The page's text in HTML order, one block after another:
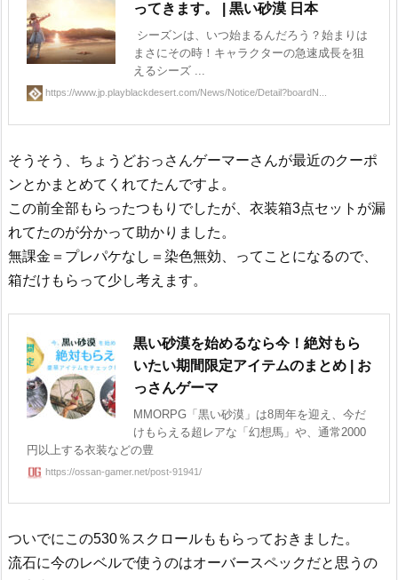
ってきます。 | 黒い砂漠 日本
シーズンは、いつ始まるんだろう？始まりは
まさにその時！キャラクターの急速成長を狙
えるシーズ ...
https://www.jp.playblackdesert.com/News/Notice/Detail?boardN...
そうそう、ちょうどおっさんゲーマーさんが最近のクーポ
ンとかまとめてくれてたんですよ。
この前全部もらったつもりでしたが、衣装箱3点セットが漏
れてたのが分かって助かりました。
無課金＝プレパケなし＝染色無効、ってことになるので、
箱だけもらって少し考えます。
黒い砂漠を始めるなら今！絶対もら
いたい期間限定アイテムのまとめ | お
っさんゲーマ
MMORPG「黒い砂漠」は8周年を迎え、今だ
けもらえる超レアな「幻想馬」や、通常2000
円以上する衣装などの豊
https://ossan-gamer.net/post-91941/
ついでにこの530％スクロールももらっておきました。
流石に今のレベルで使うのはオーバースペックだと思うの